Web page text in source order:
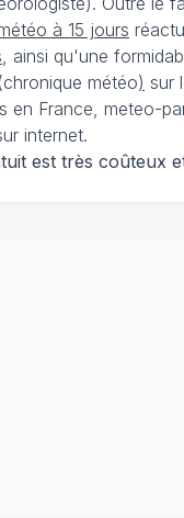
à 15 jours
, ainsi qu'une
(chronique météo) sur
en France, meteo-
internet.
est très coûteux